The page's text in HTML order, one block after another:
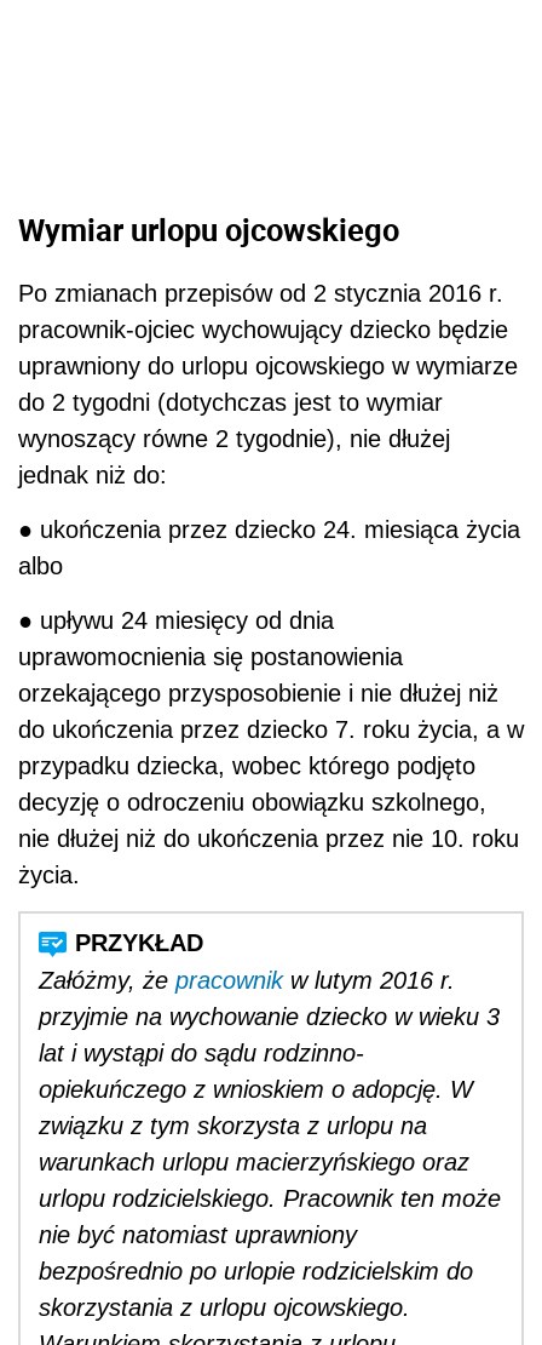
Wymiar urlopu ojcowskiego
Po zmianach przepisów od 2 stycznia 2016 r.
pracownik-ojciec wychowujący dziecko będzie
uprawniony do urlopu ojcowskiego w wymiarze
do 2 tygodni (dotychczas jest to wymiar
wynoszący równe 2 tygodnie), nie dłużej
jednak niż do:
● ukończenia przez dziecko 24. miesiąca życia
albo
● upływu 24 miesięcy od dnia
uprawomocnienia się postanowienia
orzekającego przysposobienie i nie dłużej niż
do ukończenia przez dziecko 7. roku życia, a w
przypadku dziecka, wobec którego podjęto
decyzję o odroczeniu obowiązku szkolnego,
nie dłużej niż do ukończenia przez nie 10. roku
życia.
Załóżmy, że pracownikw lutym 2016 r.
przyjmie na wychowanie dziecko w wieku 3
lat i wystąpi do sądu rodzinno-
opiekuńczego z wnioskiem o adopcję. W
związku z tym skorzysta z urlopu na
warunkach urlopu macierzyńskiego oraz
urlopu rodzicielskiego. Pracownik ten może
nie być natomiast uprawniony
bezpośrednio po urlopie rodzicielskim do
skorzystania z urlopu ojcowskiego.